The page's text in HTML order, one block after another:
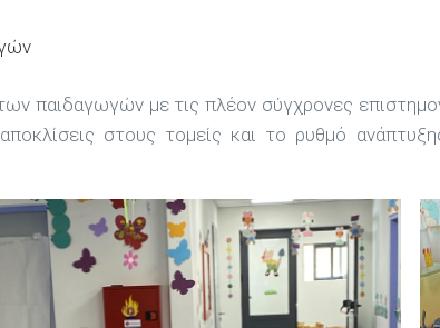
παιδαγωγών με τις πλέον σύγχρονες
στους τομείς και το ρυθμό